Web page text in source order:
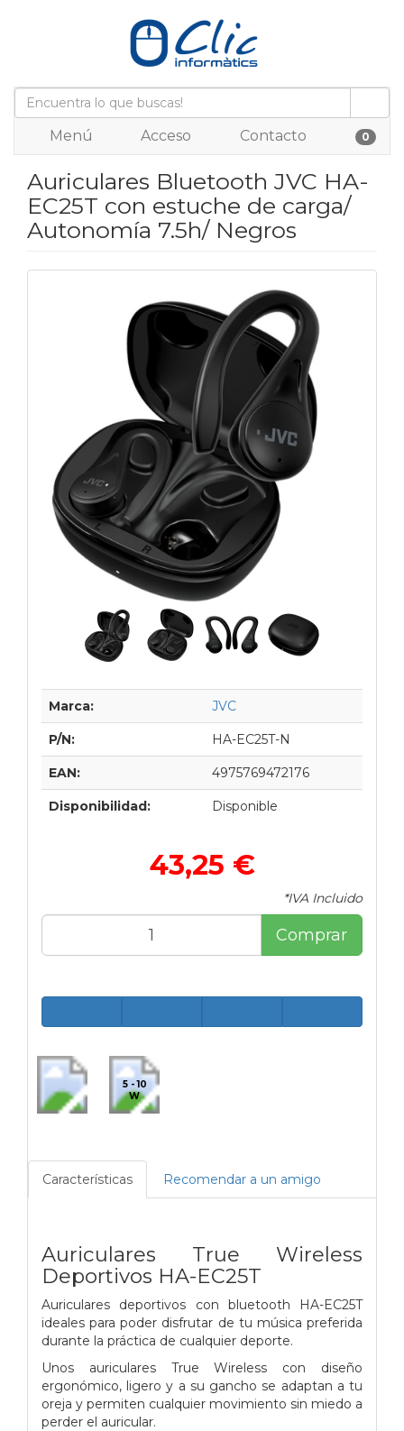
Menú Acceso Contacto 0
Auriculares Bluetooth JVC HA-
EC25T con estuche de carga/
Autonomía 7.5h/ Negros
Marca: JVC
P/N: HA-EC25T-N
EAN: 4975769472176
Disponibilidad: Disponible
43,25 €
*IVA Incluido
Comprar
5 - 10
W
Características Recomendar a un amigo
Auriculares True Wireless
Deportivos HA-EC25T
Auriculares deportivos con bluetooth HA-EC25T
ideales para poder disfrutar de tu música preferida
durante la práctica de cualquier deporte.
Unos auriculares True Wireless con diseño
ergonómico, ligero y a su gancho se adaptan a tu
oreja y permiten cualquier movimiento sin miedo a
perder el auricular.